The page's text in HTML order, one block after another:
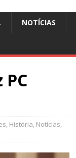
NOTÍCIAS
, História, Notícias,